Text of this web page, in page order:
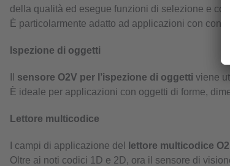
della qualità ed esegue funzioni di selezione e
È particolarmente adatto ad applicazioni con
Ispezione di oggetti
sensore O2V per l’ispezione di oggetti viene
È ideale per applicazioni con oggetti di forme,
Lettore multicodice
I campi di applicazione del lettore multicodice O2I
Oltre ai noti codici 1D e 2D, ora il sensore di